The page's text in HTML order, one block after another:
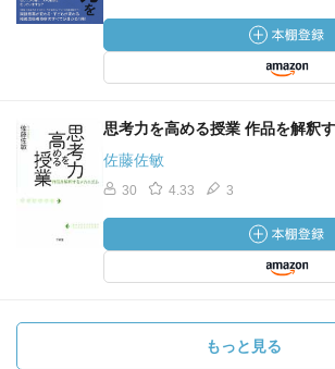
思考力を高める授業 作品を解釈
佐藤佐敏
30 4.33 3
もっと見る